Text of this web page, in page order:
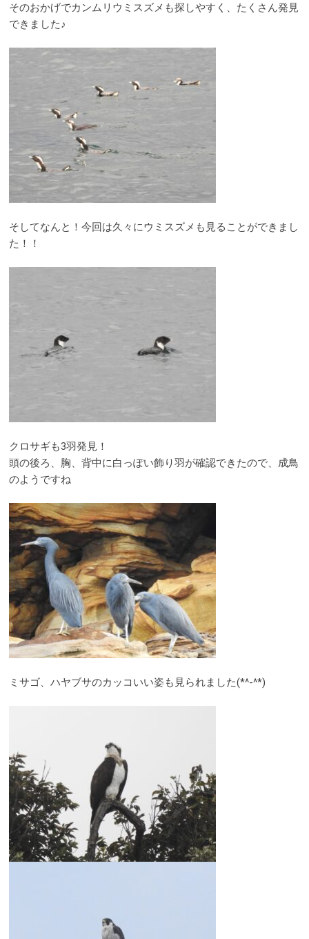
そのおかげでカンムリウミスズメも探しやすく、たくさん発見
できました♪
そしてなんと！今回は久々にウミスズメも見ることができまし
た！！
クロサギも3羽発見！
頭の後ろ、胸、背中に白っぽい飾り羽が確認できたので、成鳥
のようですね
ミサゴ、ハヤブサのカッコいい姿も見られました(*^-^*)